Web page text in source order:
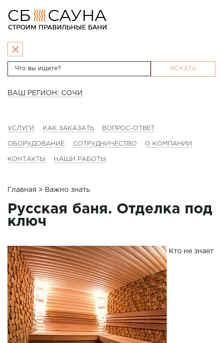
ИСКАТЬ
ВАШ РЕГИОН: СОЧИ
УСЛУГИ КАК ЗАКАЗАТЬ ВОПРОС-ОТВЕТ
ОБОРУДОВАНИЕ СОТРУДНИЧЕСТВО О КОМПАНИИ
КОНТАКТЫ НАШИ РАБОТЫ
Главная > Важно знать
Русская баня. Отделка под
ключ
Кто не знает